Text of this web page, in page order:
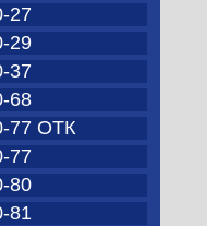
27
29
37
68
77 ОТК
77
80
81